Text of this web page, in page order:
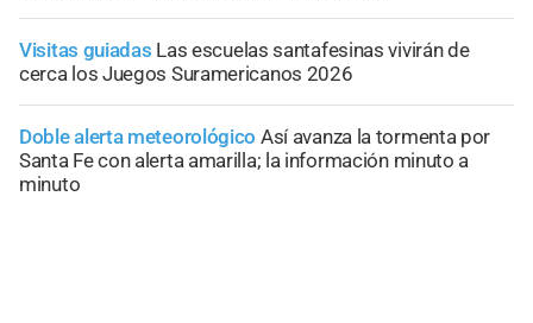
Visitas guiadas Las escuelas santafesinas vivirán de
cerca los Juegos Suramericanos 2026
Doble alerta meteorológico Así avanza la tormenta por
Santa Fe con alerta amarilla; la información minuto a
minuto